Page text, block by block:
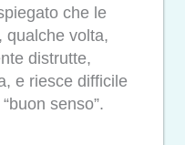
che le
qualche volta,
distrutte,
e riesce difficile
senso”.